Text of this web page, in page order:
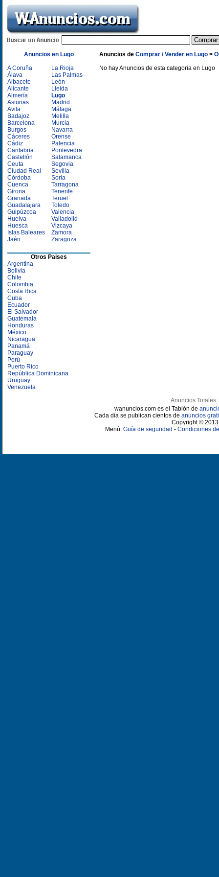
Anuncios en Lugo
A Coruña
Álava
Albacete
Alicante
Almería
Asturias
Avila
Badajoz
Barcelona
Burgos
Cáceres
Cádiz
Cantabria
Castellón
Ceuta
Ciudad Real
Córdoba
Cuenca
Girona
Granada
Guadalajara
Guipúzcoa
Huelva
Huesca
Islas Baleares
Jaén
La Rioja
Las Palmas
León
Lleida
Lugo
Madrid
Málaga
Melilla
Murcia
Navarra
Orense
Palencia
Pontevedra
Salamanca
Segovia
Sevilla
Soria
Tarragona
Tenerife
Teruel
Toledo
Valencia
Valladolid
Vizcaya
Zamora
Zaragoza
Otros Paises
Argentina
Bolivia
Chile
Colombia
Costa Rica
Cuba
Ecuador
El Salvador
Guatemala
Honduras
México
Nicaragua
Panamá
Paraguay
Perú
Puerto Rico
República Dominicana
Uruguay
Venezuela
Anuncios de Comprar / Vender en Lugo >
No hay Anuncios de esta categoria en Lugo
Anuncios Totales:
wanuncios.com es el Tablón de
Cada día se publican cientos de anuncios
Copyright ©
Menú: Guía de seguridad - Condiciones